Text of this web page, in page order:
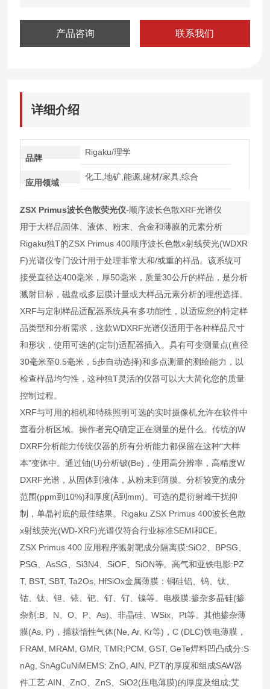
产品咨询 联系我们
详细介绍
品牌
Rigaku/理学
应用领域
化工,地矿,能源,建材/家具,综合
ZSX Primus波长色散荧光仪-顺序波长色散XRF光谱仪
用于大样品固体、液体、粉末、合金和薄膜的元素分析
Rigaku独T的ZSX Primus 400顺序波长色散x射线荧光(WDXR
F)光谱仪专门设计用于处理非常大和/或重的样品。该系统可
接受直径达400毫米，厚50毫米，质量30公斤的样品，是分析
溅射目标，磁盘或多层膜计量或大样品元素分析的理想选择。
XRF与定制样品适配器系统具有多功能性，以适应您的特定样
品类型和分析需求，这款WDXRF光谱仪适用于各种样品尺寸
和形状，使用可选的(定制)适配器插入。具有可变测量点(直径
30毫米至0.5毫米，5步自动选择)和多点测量的测绘能力，以
检查样品均匀性，这种独T灵活的仪器可以大大简化您的质量
控制过程。
XRF与可用的相机和特殊照明可选的实时摄像机允许在软件中
查看分析区域。操作者完Q确定正在测量的是什么。传统的W
DXRF分析能力传统仪器的所有分析能力都保留在这种“大样
本"变体中。通过铀(U)分析铍(Be)，使用高分辨率，高精度W
DXRF光谱，从固体到液体，从粉末到薄膜。分析较宽的成分
范围(ppm到10%)和厚度(Ã到mm)。可选的是衍射峰干扰抑
制，单晶衬底的最佳结果。Rigaku ZSX Primus 400波长色散
x射线荧光(WD-XRF)光谱仪符合行业标准SEMI和CE。
ZSX Primus 400 应用程序溅射靶成分隔离膜:SiO2、BPSG、
PSG、AsSG、Si3N4、SiOF、SiON等。高气和亚铁电影:PZ
T, BST, SBT, Ta2Os, HfSiOx金属薄膜：铜硅铝、钨、钛、
钴、钛、钽、铱、钯、钌、钌、镍等。电极膜:掺杂多晶硅(掺
杂剂:B、N、O、P、As)、非晶硅、WSix、Pt等。其他掺杂薄
膜(As, P)，捕获惰性气体(Ne, Ar, Kr等)，C (DLC)铁电薄膜，
FRAM, MRAM, GMR, TMR;PCM, GST, GeTe焊料凹凸成分:S
nAg, SnAgCuNiMEMS: ZnO, AIN, PZT的厚度和组成SAW器
件工艺:AIN、ZnO、ZnS、SiO2(压电薄膜)的厚度及组成;艾